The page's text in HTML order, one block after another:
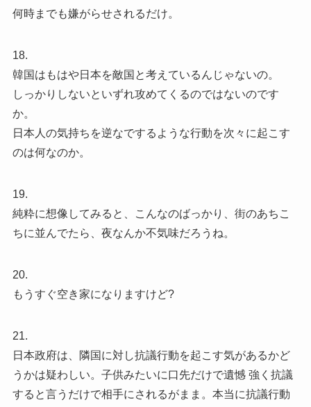
何時までも嫌がらせされるだけ。
18.
韓国はもはや日本を敵国と考えているんじゃないの。
しっかりしないといずれ攻めてくるのではないのです
か。
日本人の気持ちを逆なでするような行動を次々に起こす
のは何なのか。
19.
純粋に想像してみると、こんなのばっかり、街のあちこ
ちに並んでたら、夜なんか不気味だろうね。
20.
もうすぐ空き家になりますけど?
21.
日本政府は、隣国に対し抗議行動を起こす気があるかど
うかは疑わしい。子供みたいに口先だけで遺憾 強く抗議
すると言うだけで相手にされるがまま。本当に抗議行動